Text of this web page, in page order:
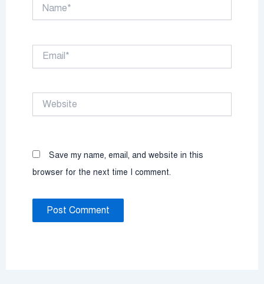
Email*
Save my name, email, and website in this
browser for the next time I comment.